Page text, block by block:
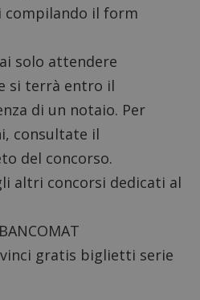
compilando il form
solo attendere
si terrà entro il
di un notaio. Per
consultate il
del concorso.
altri concorsi dedicati al
gratis biglietti serie